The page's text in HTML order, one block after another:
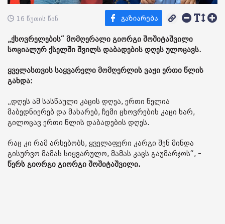
16 წუთის წინ
„ქსოვრელების“ მომღერალი გიორგი შოშიტაშვილი
სოციალურ ქსელში შვილს დაბადების დღეს ულოცავს.
ყველასთვის საყვარელი მომღერლის ვაჟი ერთი წლის
გახდა:
„დღეს ამ სასწაული კაცის დღეა, ერთი წელია
მაბედნიერებ და მახარებ, ჩემი ცხოვრების კაცი ხარ,
გილოცავ ერთი წლის დაბადების დღეს.
რაც კი რამ არსებობს, ყველაფერი კარგი შენ მინდა
გისურვო მამას სიყვარულო, მამას კაცს გაუმარჯოს“, -
წერს გიორგი გიორგი შოშიტაშვილი.